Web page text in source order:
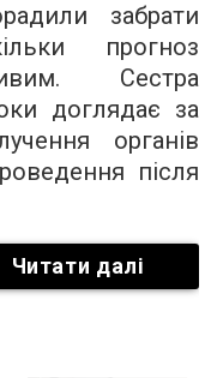
забрати
прогноз
Сестра
доглядає за
органів
після
Читати далі